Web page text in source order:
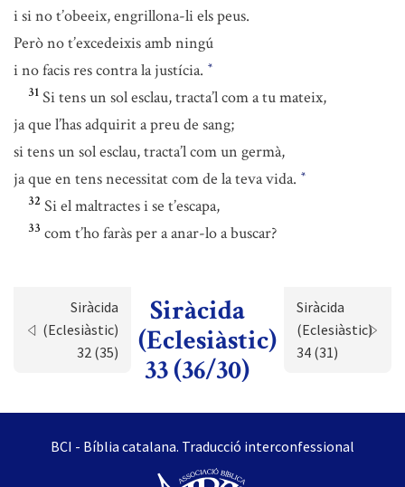
i si no t’obeeix, engrillona-li els peus.
Però no t’excedeixis amb ningú
i no facis res contra la justícia. *
31 Si tens un sol esclau, tracta’l com a tu mateix,
ja que l’has adquirit a preu de sang;
si tens un sol esclau, tracta’l com un germà,
ja que en tens necessitat com de la teva vida. *
32 Si el maltractes i se t’escapa,
33 com t’ho faràs per a anar-lo a buscar?
Siràcida
(Eclesiàstic)
32 (35)
Siràcida
(Eclesiàstic)
33 (36/30)
Siràcida
(Eclesiàstic)
34 (31)
BCI - Bíblia catalana. Traducció interconfessional